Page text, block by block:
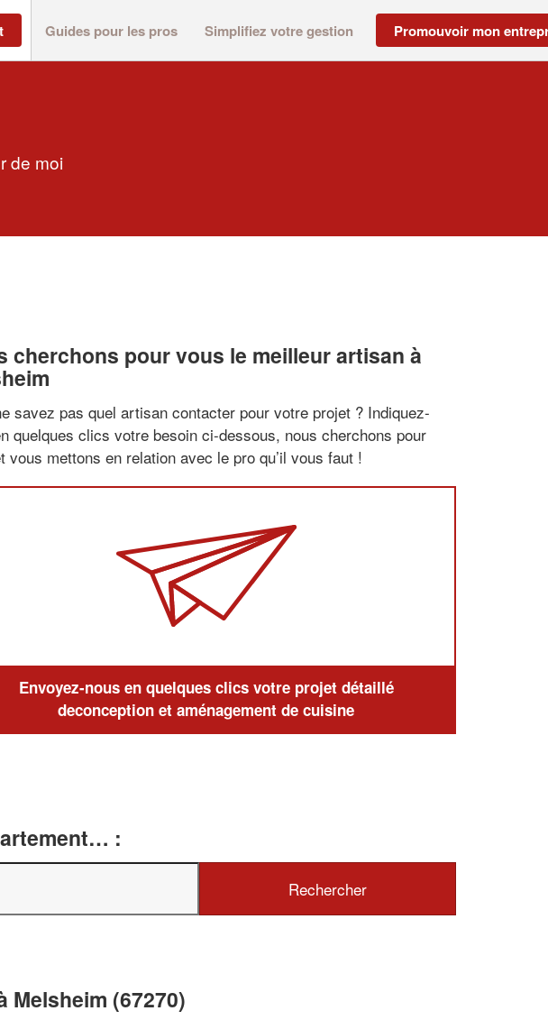
Guides pour les pros Simplifiez votre gestion Promouvoir mon
de moi
cherchons pour vous le meilleur artisan à
savez pas quel artisan contacter pour votre projet ? Indiquez-
quelques clics votre besoin ci-dessous, nous cherchons pour
vous mettons en relation avec le pro qu’il vous faut !
Envoyez-nous en quelques clics votre projet détaillé
deconception et aménagement de cuisine
:
(67270)
Vous êtes un